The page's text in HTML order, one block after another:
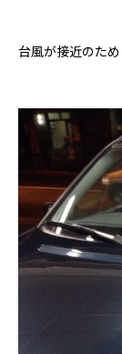
台風が接近のため